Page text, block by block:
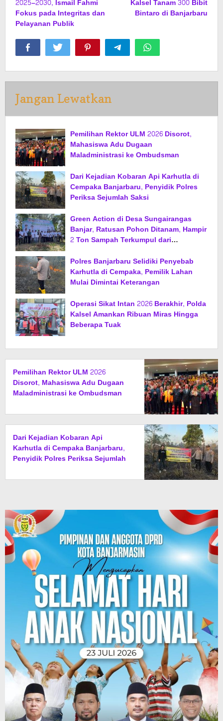
2025–2030, Ismail Fahmi
Fokus pada Integritas dan
Pelayanan Publik
Kalsel Tanam 300 Bibit
Bintaro di Banjarbaru
Jangan Lewatkan
Pemilihan Rektor ULM 2026 Disorot,
Mahasiswa Adu Dugaan
Maladministrasi ke Ombudsman
Dari Kejadian Kobaran Api Karhutla di
Cempaka Banjarbaru, Penyidik Polres
Periksa Sejumlah Saksi
Green Action di Desa Sungairangas
Banjar, Ratusan Pohon Ditanam, Hampir
2 Ton Sampah Terkumpul dari
Polres Banjarbaru Selidiki Penyebab
Karhutla di Cempaka, Pemilik Lahan
Mulai Dimintai Keterangan
Operasi Sikat Intan 2026 Berakhir, Polda
Kalsel Amankan Ribuan Miras Hingga
Beberapa Tuak
Pemilihan Rektor ULM 2026
Disorot, Mahasiswa Adu Dugaan
Maladministrasi ke Ombudsman
Dari Kejadian Kobaran Api
Karhutla di Cempaka Banjarbaru,
Penyidik Polres Periksa Sejumlah